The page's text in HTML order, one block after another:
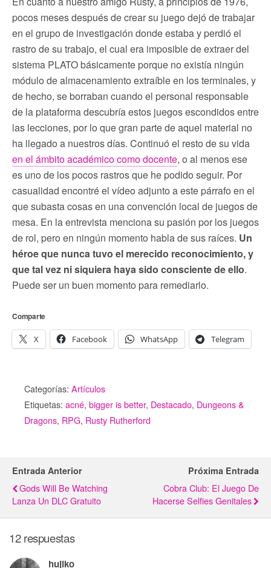
pocos meses después de crear su juego dejó de trabajar
en el grupo de investigación donde estaba y perdió el
rastro de su trabajo, el cual era imposible de extraer del
sistema PLATO básicamente porque no existía ningún
módulo de almacenamiento extraíble en los terminales, y
de hecho, se borraban cuando el personal responsable
de la plataforma descubría estos juegos escondidos entre
las lecciones, por lo que gran parte de aquel material no
ha llegado a nuestros días. Continuó el resto de su vida
en el ámbito académico como docente, o al menos ese
es uno de los pocos rastros que he podido seguir. Por
casualidad encontré el vídeo adjunto a este párrafo en el
que subasta cosas en una convención local de juegos de
mesa. En la entrevista menciona su pasión por los juegos
de rol, pero en ningún momento habla de sus raíces. Un
héroe que nunca tuvo el merecido reconocimiento, y
que tal vez ni siquiera haya sido consciente de ello.
Puede ser un buen momento para remediarlo.
Comparte
X Facebook WhatsApp Telegram
Categorías: Artículos
Etiquetas: acné, bigger is better, Destacado, Dungeons &
Dragons, RPG, Rusty Rutherford
Entrada Anterior
Gods Will Be Watching
Lanza Un DLC Gratuito
Próxima Entrada
Cobra Club: El Juego De
Hacerse Selfies Genitales
12 respuestas
hujiko